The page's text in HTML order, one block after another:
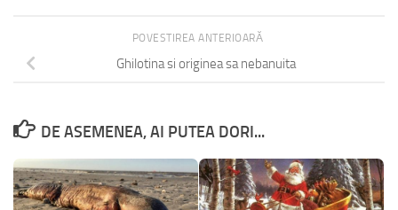
POVESTIREA ANTERIOARĂ
Ghilotina si originea sa nebanuita
DE ASEMENEA, AI PUTEA DORI...